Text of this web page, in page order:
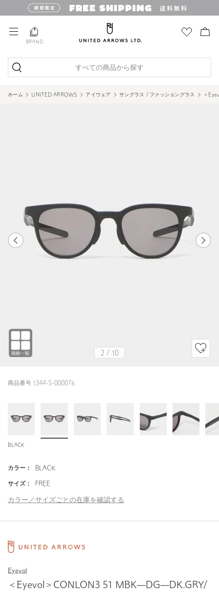
BRAND
すべての商品から探す
ホーム UNITED ARROWS アイウェア サングラス / ファッショングラス ＜
2 / 10
商品番号 1344-5-000076
BLACK
カラー： BLACK
サイズ： FREE
カラー／サイズごとの在庫を確認する
Eyevol
＜Eyevol＞CONLON3 51 MBK―DG―DK.GRY/